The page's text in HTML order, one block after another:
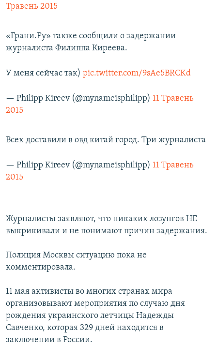
Травень 2015
«Грани.Ру» также сообщили о задержании
журналиста Филиппа Киреева.
У меня сейчас так) pic.twitter.com/9sAe5BRCKd
— Philipp Kireev (@mynameisphilipp) 11 Травень
2015
Всех доставили в овд китай город. Три журналиста
— Philipp Kireev (@mynameisphilipp) 11 Травень
2015
Журналисты заявляют, что никаких лозунгов НЕ
выкрикивали и не понимают причин задержания.
Полиция Москвы ситуацию пока не
комментировала.
11 мая активисты во многих странах мира
организовывают мероприятия по случаю дня
рождения украинского летчицы Надежды
Савченко, которая 329 дней находится в
заключении в России.